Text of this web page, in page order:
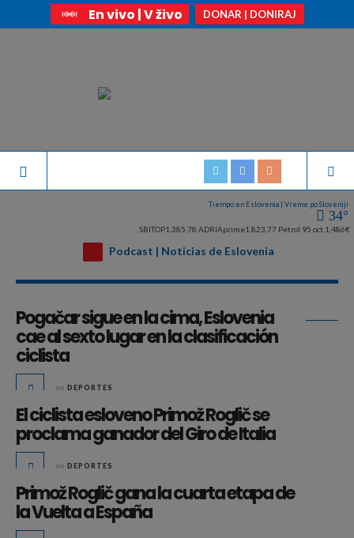
En vivo | V živo DONAR | DONIRAJ
Tiempo en Eslovenia | Vreme po Sloveniji
34°
SBITOP1.385,78 ADRIAprime1.823,77 Petrol 95 oct. 1,486€
Podcast | Noticias de Eslovenia
Pogačar sigue en la cima, Eslovenia
cae al sexto lugar en la clasificación
ciclista
en DEPORTES
El ciclista esloveno Primož Roglič se
proclama ganador del Giro de Italia
en DEPORTES
Primož Roglič gana la cuarta etapa de
la Vuelta a España